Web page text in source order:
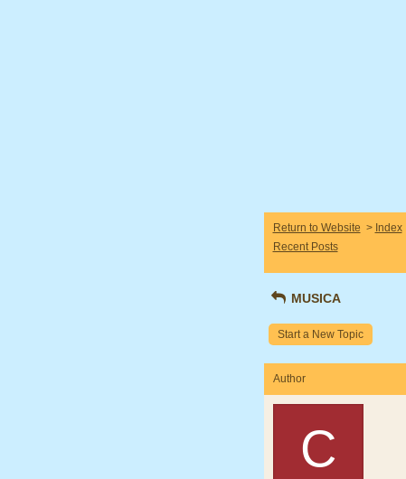
Return to Website > Index
Recent Posts
MUSICA
Start a New Topic
Author
C